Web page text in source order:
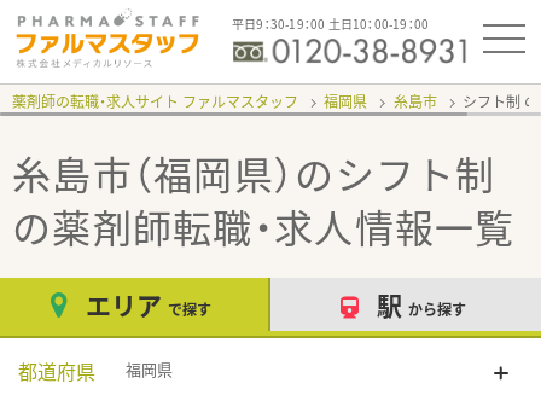
平日9：30-19：00 土日10：00-19：00
薬剤師の転職・求人サイト ファルマスタッフ 福岡県 糸島市 シフト制
糸島市（福岡県）のシフト制
の薬剤師転職・求人情報一覧
エリア で探す 駅 から探す
都道府県 福岡県